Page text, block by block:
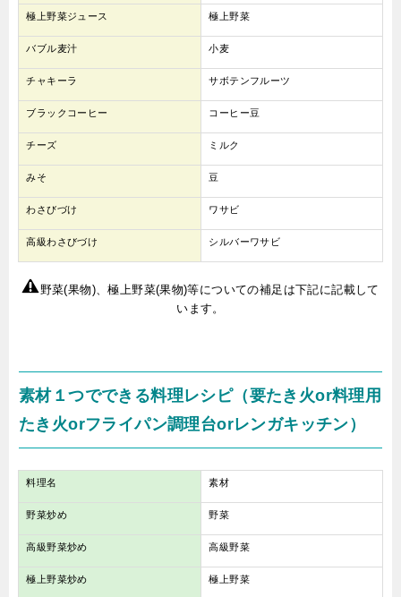
極上野菜ジュース 極上野菜
バブル麦汁 小麦
チャキーラ サボテンフルーツ
ブラックコーヒー コーヒー豆
チーズ ミルク
みそ 豆
わさびづけ ワサビ
高級わさびづけ シルバーワサビ
野菜(果物)、極上野菜(果物)等についての補足は下記に記載して
います。
素材１つでできる料理レシピ（要たき火or料理用
たき火orフライパン調理台orレンガキッチン）
料理名 素材
野菜炒め 野菜
高級野菜炒め 高級野菜
極上野菜炒め 極上野菜